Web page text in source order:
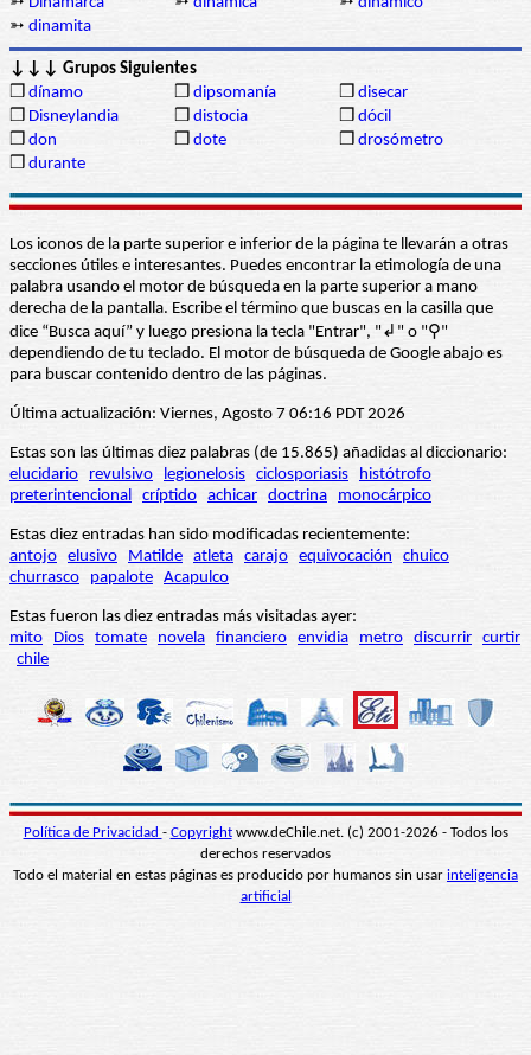
➳ dinamita
↓↓↓ Grupos Siguientes
❒ dínamo ❒ dipsomanía ❒ disecar
❒ Disneylandia ❒ distocia ❒ dócil
❒ don ❒ dote ❒ drosómetro
❒ durante
Los iconos de la parte superior e inferior de la página te llevarán a otras
secciones útiles e interesantes. Puedes encontrar la etimología de una
palabra usando el motor de búsqueda en la parte superior a mano
derecha de la pantalla. Escribe el término que buscas en la casilla que
dice “Busca aquí” y luego presiona la tecla "Entrar", "↲" o "⚲"
dependiendo de tu teclado. El motor de búsqueda de Google abajo es
para buscar contenido dentro de las páginas.
Última actualización: Viernes, Agosto 7 06:16 PDT 2026
Estas son las últimas diez palabras (de 15.865) añadidas al diccionario:
elucidario
revulsivo legionelosis ciclosporiasis
histótrofo
preterintencional críptido achicar doctrina monocárpico
Estas diez entradas han sido modificadas recientemente:
antojo elusivo Matilde atleta carajo equivocación
chuico
churrasco
papalote Acapulco
Estas fueron las diez entradas más visitadas ayer:
mito
Dios tomate novela financiero envidia metro discurrir curtir
chile
Política de Privacidad - Copyrightwww.deChile.net. (c) 2001-2026 - Todos los
derechos reservados
Todo el material en estas páginas es producido por humanos sin usar inteligencia
artificial